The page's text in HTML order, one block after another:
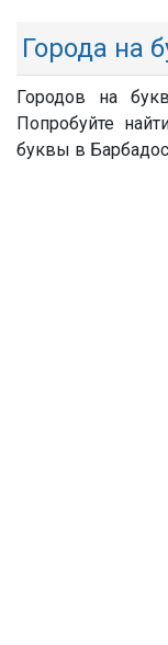
Города на
Городов на
Попробуйте
буквы в